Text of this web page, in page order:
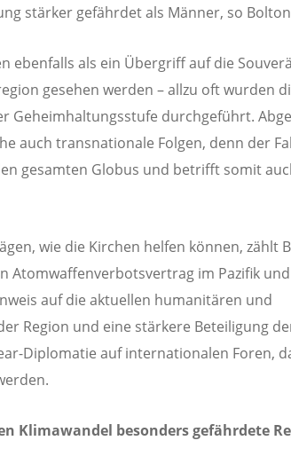
stärker gefährdet als Männer, so
ebenfalls als ein Übergriff auf die
gesehen werden – allzu oft wurden
Geheimhaltungsstufe durchgeführt.
auch transnationale Folgen, denn der
gesamten Globus und betrifft somit
wie die Kirchen helfen können, zählt
Atomwaffenverbotsvertrag im Pazifik und
auf die aktuellen humanitären und
Region und eine stärkere Beteiligung
Diplomatie auf internationalen Foren,
Klimawandel besonders gefährdete